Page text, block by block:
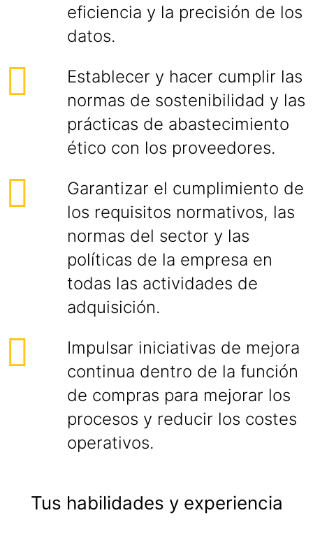
eficiencia y la precisión de los
datos.
Establecer y hacer cumplir las
normas de sostenibilidad y las
prácticas de abastecimiento
ético con los proveedores.
Garantizar el cumplimiento de
los requisitos normativos, las
normas del sector y las
políticas de la empresa en
todas las actividades de
adquisición.
Impulsar iniciativas de mejora
continua dentro de la función
de compras para mejorar los
procesos y reducir los costes
operativos.
Tus habilidades y experiencia